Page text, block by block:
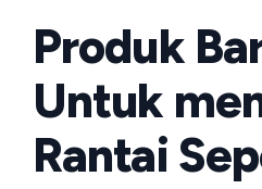
Produk
Untuk
Rantai